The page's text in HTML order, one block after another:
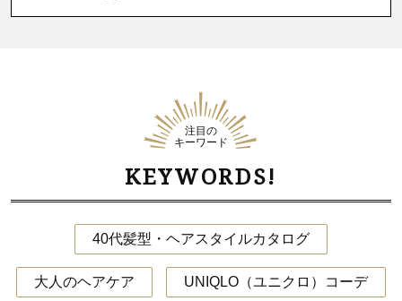
注目の
キーワード
KEYWORDS!
40代髪型・ヘアスタイルカタログ
大人のヘアケア UNIQLO（ユニクロ）コーデ